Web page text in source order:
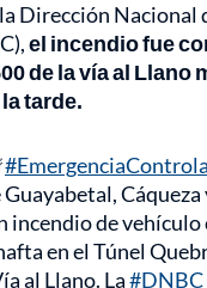
Dirección Nacional
el incendio fue
de la vía al Llano
tarde.
incendio de vehículo
en el Túnel
al Llano. La#DNBC